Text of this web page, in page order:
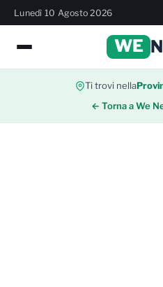
Lunedì 10 Agosto 2026
WE
Ti trovi nella
← Torna a We